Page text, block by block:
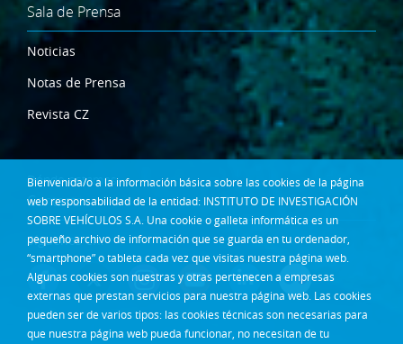
Bienvenida/o a la información básica sobre las cookies de la página
web responsabilidad de la entidad: INSTITUTO DE INVESTIGACIÓN
SOBRE VEHÍCULOS S.A. Una cookie o galleta informática es un
pequeño archivo de información que se guarda en tu ordenador,
“smartphone” o tableta cada vez que visitas nuestra página web.
Algunas cookies son nuestras y otras pertenecen a empresas
externas que prestan servicios para nuestra página web. Las cookies
pueden ser de varios tipos: las cookies técnicas son necesarias para
que nuestra página web pueda funcionar, no necesitan de tu
Sala de Prensa
Noticias
Notas de Prensa
Revista CZ
Dónde estamos
Contacta
Síguenos en: